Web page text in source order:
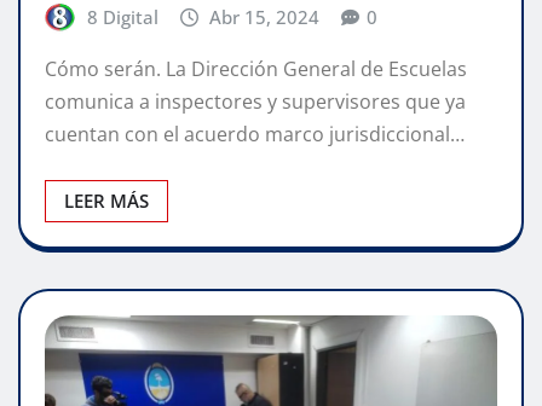
8 Digital Abr 15, 2024 0
Cómo serán. La Dirección General de Escuelas
comunica a inspectores y supervisores que ya
cuentan con el acuerdo marco jurisdiccional…
LEER MÁS